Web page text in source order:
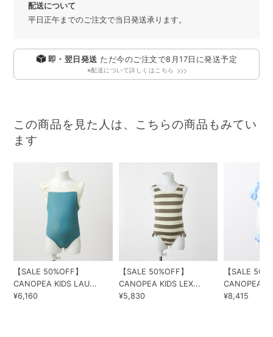
配送について
平日正午までのご注文で当日発送承ります。
即・翌日発送 ただ今のご注文で8月17日 に発送予定
※配送について詳しくはこちら
この商品を見た人は、こちらの商品もみてい
ます
【SALE 50%OFF】
CANOPEA KIDS LAU...
¥6,160
【SALE 50%OFF】
CANOPEA KIDS LEX...
¥5,830
【SALE
CANOPEA
¥8,415